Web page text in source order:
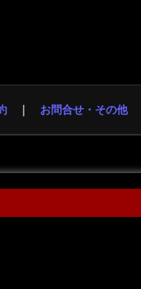
お問合せ・その他